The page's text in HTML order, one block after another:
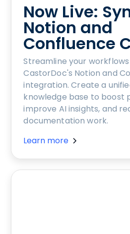
Now Live:
Notion and
Confluence
Streamline your
CastorDoc's Notion and
integration. Create a
knowledge base to boost
improve AI insights, and
documentation work.
Learn more